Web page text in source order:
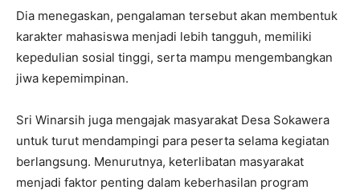
Dia menegaskan, pengalaman tersebut akan membentuk
karakter mahasiswa menjadi lebih tangguh, memiliki
kepedulian sosial tinggi, serta mampu mengembangkan
jiwa kepemimpinan.
Sri Winarsih juga mengajak masyarakat Desa Sokawera
untuk turut mendampingi para peserta selama kegiatan
berlangsung. Menurutnya, keterlibatan masyarakat
menjadi faktor penting dalam keberhasilan program